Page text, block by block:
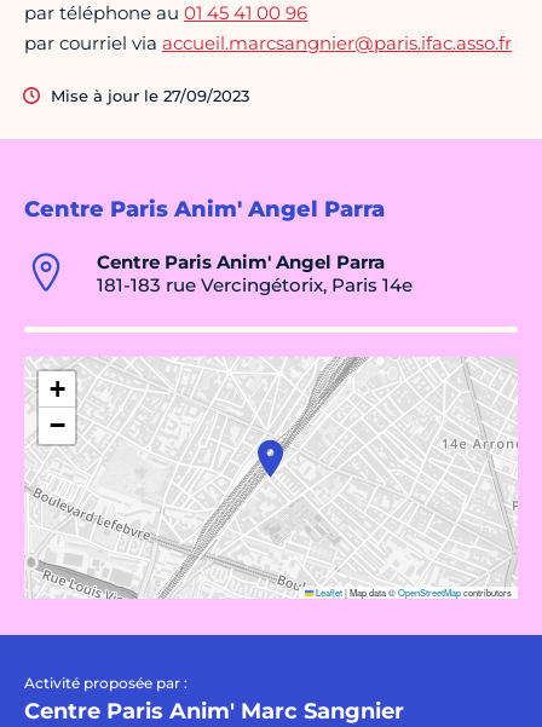
Centre Paris Anim' Angel Parra
Centre Paris Anim' Angel Parra
181-183 rue Vercingétorix, Paris 14e
+
−
Leaflet|Map data ©OpenStreetMapcontributors
Activité proposée par :
Centre Paris Anim' Marc Sangnier
par téléphone au 01 45 41 00 96
par courriel via accueil.marcsangnier@paris.ifac.asso.fr
Mise à jour le 27/09/2023